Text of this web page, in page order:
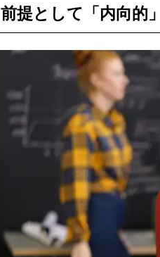
前提として「内向的